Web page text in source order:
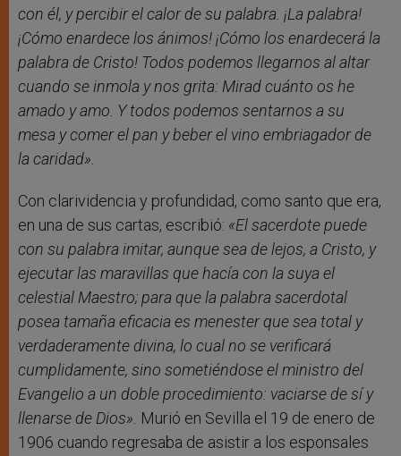
con él, y percibir el calor de su palabra. ¡La palabra!
¡Cómo enardece los ánimos! ¡Cómo los enardecerá la
palabra de Cristo! Todos podemos llegarnos al altar
cuando se inmola y nos grita: Mirad cuánto os he
amado y amo. Y todos podemos sentarnos a su
mesa y comer el pan y beber el vino embriagador de
la caridad».
Con clarividencia y profundidad, como santo que era,
en una de sus cartas, escribió: «El sacerdote puede
con su palabra imitar, aunque sea de lejos, a Cristo, y
ejecutar las maravillas que hacía con la suya el
celestial Maestro; para que la palabra sacerdotal
posea tamaña eficacia es menester que sea total y
verdaderamente divina, lo cual no se verificará
cumplidamente, sino sometiéndose el ministro del
Evangelio a un doble procedimiento: vaciarse de sí y
llenarse de Dios». Murió en Sevilla el 19 de enero de
1906 cuando regresaba de asistir a los esponsales